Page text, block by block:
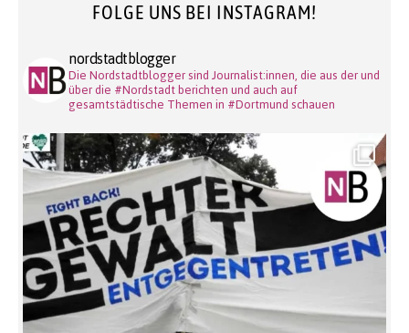
FOLGE UNS BEI INSTAGRAM!
nordstadtblogger
Die Nordstadtblogger sind Journalist:innen, die aus der und
über die #Nordstadt berichten und auch auf
gesamtstädtische Themen in #Dortmund schauen